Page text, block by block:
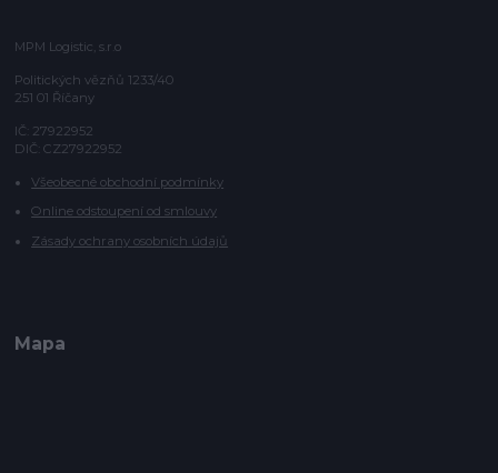
MPM Logistic, s.r.o
Politických vězňů 1233/40
251 01 Říčany
IČ: 27922952
DIČ: CZ27922952
Všeobecné obchodní podmínky
Online odstoupení od smlouvy
Zásady ochrany osobních údajů
Mapa